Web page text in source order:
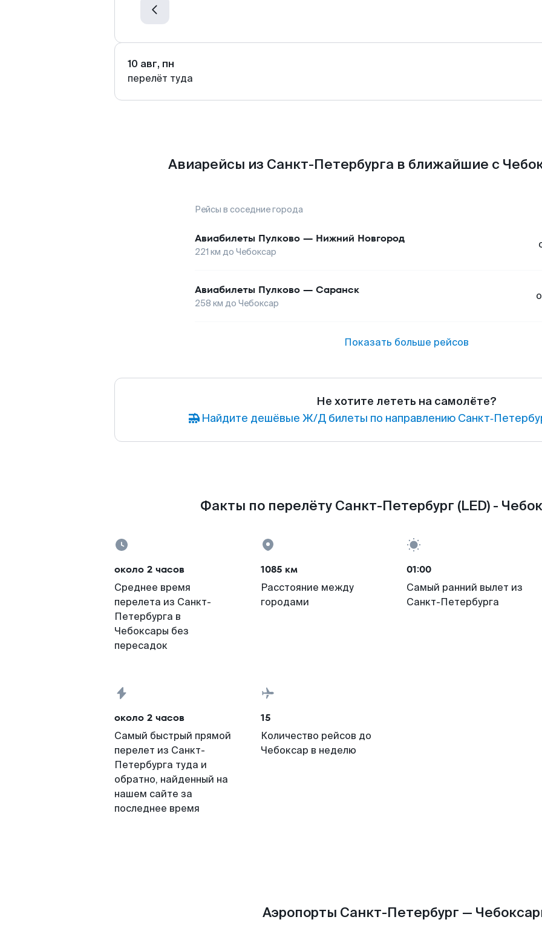
10 авг, пн
перелёт туда
Авиарейсы из Санкт-Петербурга в ближайшие с
Рейсы в соседние города
Авиабилеты Пулково — Нижний Новгород
221 км до Чебоксар
Авиабилеты Пулково — Саранск
258 км до Чебоксар
Показать больше рейсов
Не хотите лететь на самолёте?
Найдите дешёвые Ж/Д билеты по направлению
Факты по перелёту Санкт-Петербург (LED) -
около 2 часов
Среднее время
перелета из Санкт-
Петербурга в
Чебоксары без
пересадок
1085 км
Расстояние между
городами
01:00
Самый ранний вылет из
Санкт-Петербурга
около 2 часов
Самый быстрый прямой
перелет из Санкт-
Петербурга туда и
обратно, найденный на
нашем сайте за
последнее время
15
Количество рейсов до
Чебоксар в неделю
Аэропорты Санкт-Петербург —